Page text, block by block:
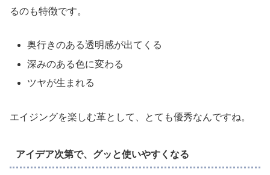
るのも特徴です。
奥行きのある透明感が出てくる
深みのある色に変わる
ツヤが生まれる
エイジングを楽しむ革として、とても優秀なんですね。
アイデア次第で、グッと使いやすくなる